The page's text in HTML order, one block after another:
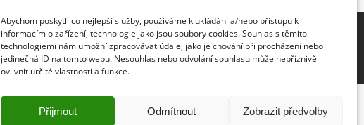
Abychom poskytli co nejlepší služby, používáme k ukládání a/nebo přístupu k
informacím o zařízení, technologie jako jsou soubory cookies. Souhlas s těmito
technologiemi nám umožní zpracovávat údaje, jako je chování při procházení nebo
jedinečná ID na tomto webu. Nesouhlas nebo odvolání souhlasu může nepříznivě
ovlivnit určité vlastnosti a funkce.
Přijmout Odmítnout Zobrazit předvolby